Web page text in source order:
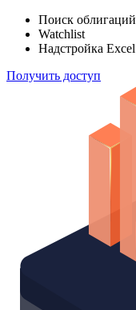
Поиск облигаций
Watchlist
Надстройка Excel
Получить доступ